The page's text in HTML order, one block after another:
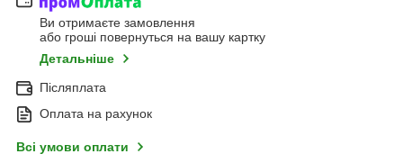
Ви отримаєте замовлення
або гроші повернуться на вашу картку
Детальніше
Післяплата
Оплата на рахунок
Всі умови оплати